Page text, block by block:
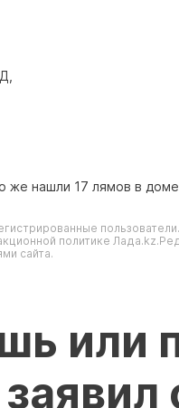
же нашли 17 лямов в
политике
сайта.
или